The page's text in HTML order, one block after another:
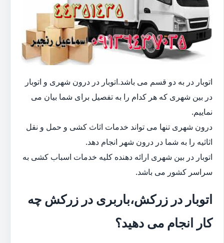
اتوبار در به دو قسم می باشد.اتوبار در درون شهری و اتوبار
در بین شهری که هر کدام را به تفصیل برای شما بیان می
نماییم.
درون شهری تنها می تواند خدمات اثاث کشی و حمل و نقل
اثاثیه را به شما در درون شهر انجام دهد.
اتوبار در بین شهری ارائه دهنده کلیه خدمات اسباب کشی به
سراسر کشور می باشد.
اتوبار در زرکش،باربری در زرکش چه
کار انجام می دهید؟